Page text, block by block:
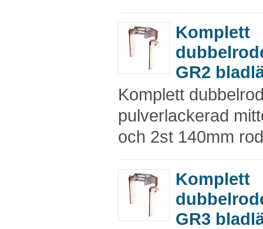
Komplett
GR2
Komplett
pulverlackerad
och 2st 140mm
Komplett
GR3